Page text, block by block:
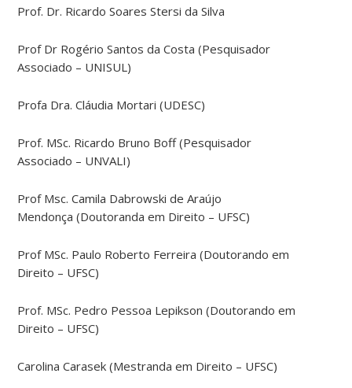
Prof. Dr. Ricardo Soares Stersi da Silva
Prof Dr Rogério Santos da Costa (Pesquisador
Associado – UNISUL)
Profa Dra. Cláudia Mortari (UDESC)
Prof. MSc. Ricardo Bruno Boff (Pesquisador
Associado – UNVALI)
Prof Msc. Camila Dabrowski de Araújo
Mendonça (Doutoranda em Direito – UFSC)
Prof MSc. Paulo Roberto Ferreira (Doutorando em
Direito – UFSC)
Prof. MSc. Pedro Pessoa Lepikson (Doutorando em
Direito – UFSC)
Carolina Carasek (Mestranda em Direito – UFSC)